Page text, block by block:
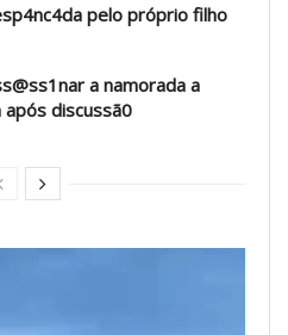
pelo próprio filho
a namorada a
discussã0